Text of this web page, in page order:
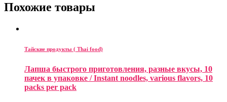
Похожие товары
Тайские продукты ( Thai food)
Лапша быстрого приготовления, разные вкусы, 10
пачек в упаковке / Instant noodles, various flavors, 10
packs per pack